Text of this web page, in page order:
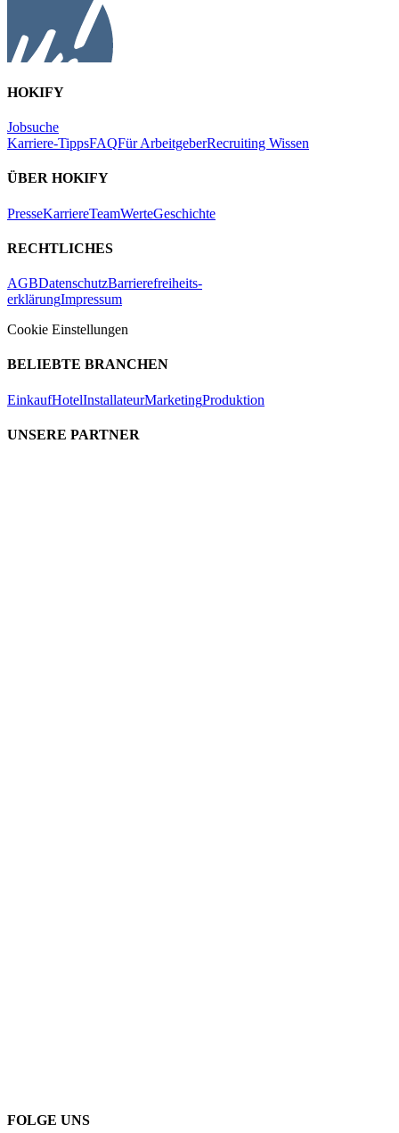
HOKIFY
Jobsuche
Karriere-TippsFAQFür ArbeitgeberRecruiting Wissen
ÜBER HOKIFY
PresseKarriereTeamWerteGeschichte
RECHTLICHES
AGBDatenschutzBarrierefreiheits-
erklärungImpressum
Cookie Einstellungen
BELIEBTE BRANCHEN
EinkaufHotelInstallateurMarketingProduktion
UNSERE PARTNER
FOLGE UNS